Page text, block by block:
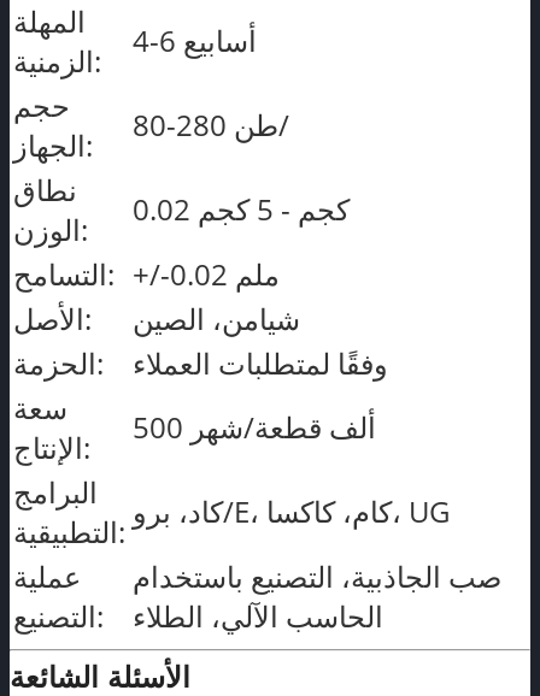
المهلة
الزمنية:
4-6 أسابيع
حجم
الجهاز:
80-280 طن/
نطاق
الوزن:
0.02 كجم - 5 كجم
التسامح:
+/-0.02 ملم
الأصل:
شيامن، الصين
الحزمة:
وفقًا لمتطلبات العملاء
سعة
الإنتاج:
500 ألف قطعة/شهر
البرامج
التطبيقية:
كاد، برو/E، كام، كاكسا، UG
عملية
التصنيع:
صب الجاذبية، التصنيع باستخدام
الحاسب الآلي، الطلاء
الأسئلة الشائعة